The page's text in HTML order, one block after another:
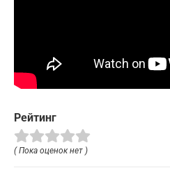
Рейтинг
( Пока оценок нет )